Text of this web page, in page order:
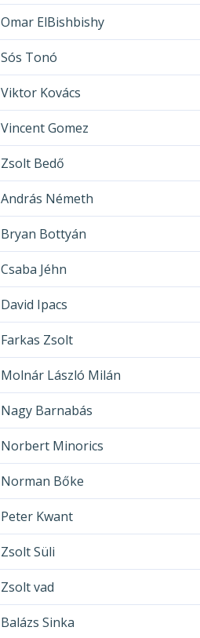
Omar ElBishbishy
Sós Tonó
Viktor Kovács
Vincent Gomez
Zsolt Bedő
András Németh
Bryan Bottyán
Csaba Jéhn
David Ipacs
Farkas Zsolt
Molnár László Milán
Nagy Barnabás
Norbert Minorics
Norman Bőke
Peter Kwant
Zsolt Süli
Zsolt vad
Balázs Sinka